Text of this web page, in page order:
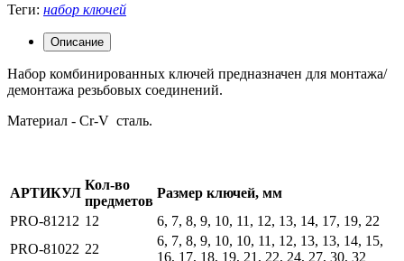
Теги: набор ключей
Описание
Набор комбинированных ключей предназначен для монтажа/
демонтажа резьбовых соединений.
Материал - Cr-V сталь.
АРТИКУЛ
Кол-во
предметов
Размер ключей, мм
PRO-81212 12
6, 7, 8, 9, 10, 11, 12, 13, 14, 17, 19, 22
PRO-81022 22
6, 7, 8, 9, 10, 10, 11, 12, 13, 13, 14, 15,
16, 17, 18, 19, 21, 22, 24, 27, 30, 32